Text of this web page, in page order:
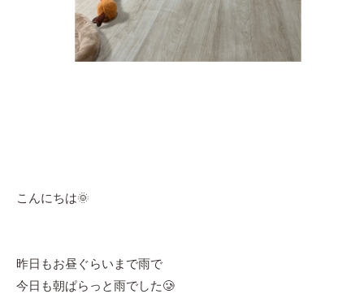
こんにちは🌞
昨日もお昼ぐらいまで雨で
今日も朝ぱらっと雨でした🥲